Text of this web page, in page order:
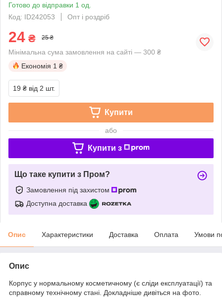
Готово до відправки 1 од.
Код: ID242053
Опт і роздріб
24 ₴ 25 ₴
Мінімальна сума замовлення на сайті — 300 ₴
Економія 1 ₴
19 ₴ від 2 шт.
Купити
або
Купити з
Що таке купити з Пром?
Замовлення під захистом
Доступна доставка
Опис Характеристики Доставка Оплата Умови
Опис
Корпус у нормальному косметичному (є сліди експлуатації) та
справному технічному стані. Докладніше дивіться на фото.